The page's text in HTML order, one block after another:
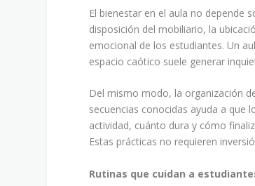
El bienestar en el aula no depende
disposición del mobiliario, la
emocional de los estudiantes. Un
espacio caótico suele generar
Del mismo modo, la organización
secuencias conocidas ayuda a que
actividad, cuánto dura y cómo
Estas prácticas no requieren
Rutinas que cuidan a